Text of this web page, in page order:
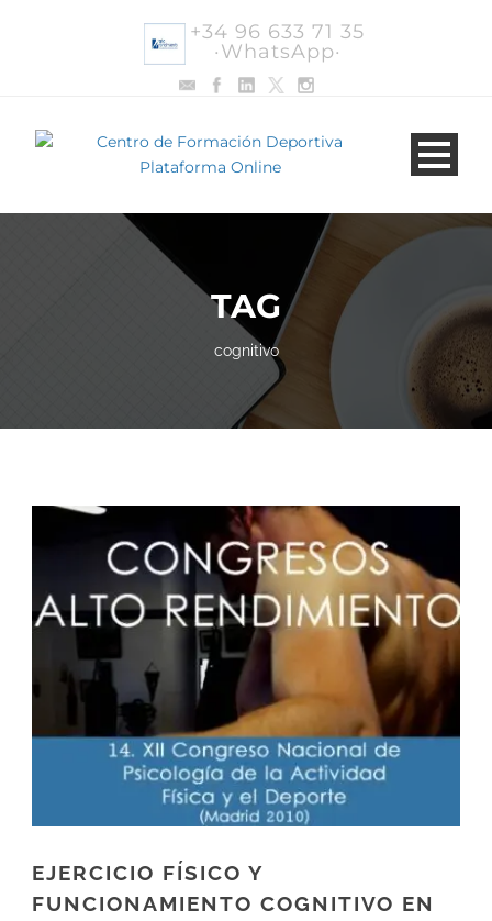
+34 96 633 71 35
·WhatsApp·
TAG
cognitivo
EJERCICIO FÍSICO Y
FUNCIONAMIENTO COGNITIVO EN